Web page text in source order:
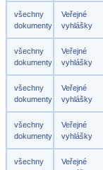
všechny
dokumenty
Veřejné
vyhlášky
všechny
dokumenty
Veřejné
vyhlášky
všechny
dokumenty
Veřejné
vyhlášky
všechny
dokumenty
Veřejné
vyhlášky
všechny
Veřejné